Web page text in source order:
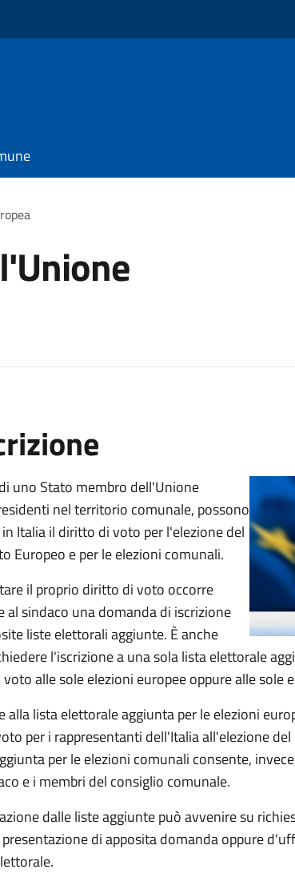
uno Stato membro dell'Unione
nel territorio comunale, possono
Italia il diritto di voto per l'elezione del
Europeo e per le elezioni comunali.
il proprio diritto di voto occorre
al sindaco una domanda di iscrizione
liste elettorali aggiunte. È anche
l'iscrizione a una sola lista elettorale
alle sole elezioni europee oppure alle sole
alla lista elettorale aggiunta per le elezioni
per i rappresentanti dell'Italia all'elezione
per le elezioni comunali consente,
e i membri del consiglio comunale.
dalle liste aggiunte può avvenire su
di apposita domanda oppure